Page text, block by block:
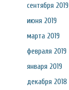
сентября 2019
июня 2019
марта 2019
февраля 2019
января 2019
декабря 2018